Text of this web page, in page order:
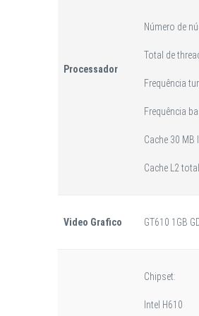
Processador
Número de
Total de
Frequência
Frequência
Cache 30
Cache L2
Video Grafico GT610 1GB
Chipset:
Intel H610